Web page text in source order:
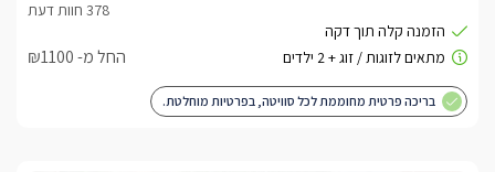
החל מ- ₪1100
בריכה פרטית מחוממת לכל סוויטה, בפרטיות מוחלטת.